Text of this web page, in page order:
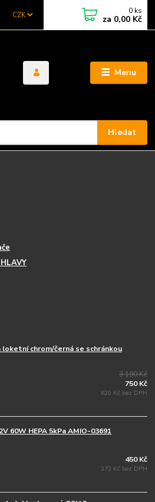
Menu
CZK
Hledat
0 ks
za 0,00 Kč
loketní chrom/černá se schránkou
3 190 Kč
750 Kč
620 Kč bez DPH
60W HEPA 5kPa AMIO-03691
450 Kč
372 Kč bez DPH